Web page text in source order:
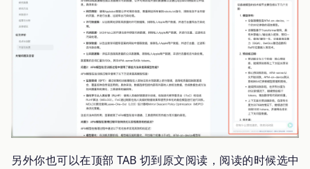
另外你也可以在顶部 TAB 切到原文阅读，阅读的时候选中